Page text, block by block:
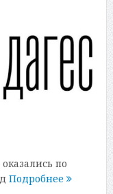
по
Подробнее